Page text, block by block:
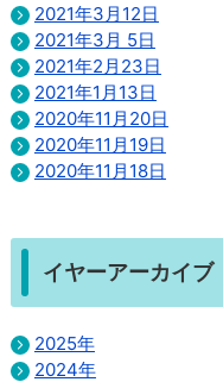
2021年3月12日
2021年3月 5日
2021年2月23日
2021年1月13日
2020年11月20日
2020年11月19日
2020年11月18日
イヤーアーカイブ
2025年
2024年